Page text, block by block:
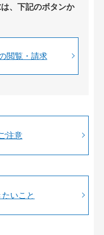
、下記のボタンか
閲覧・請求
注意
いこと